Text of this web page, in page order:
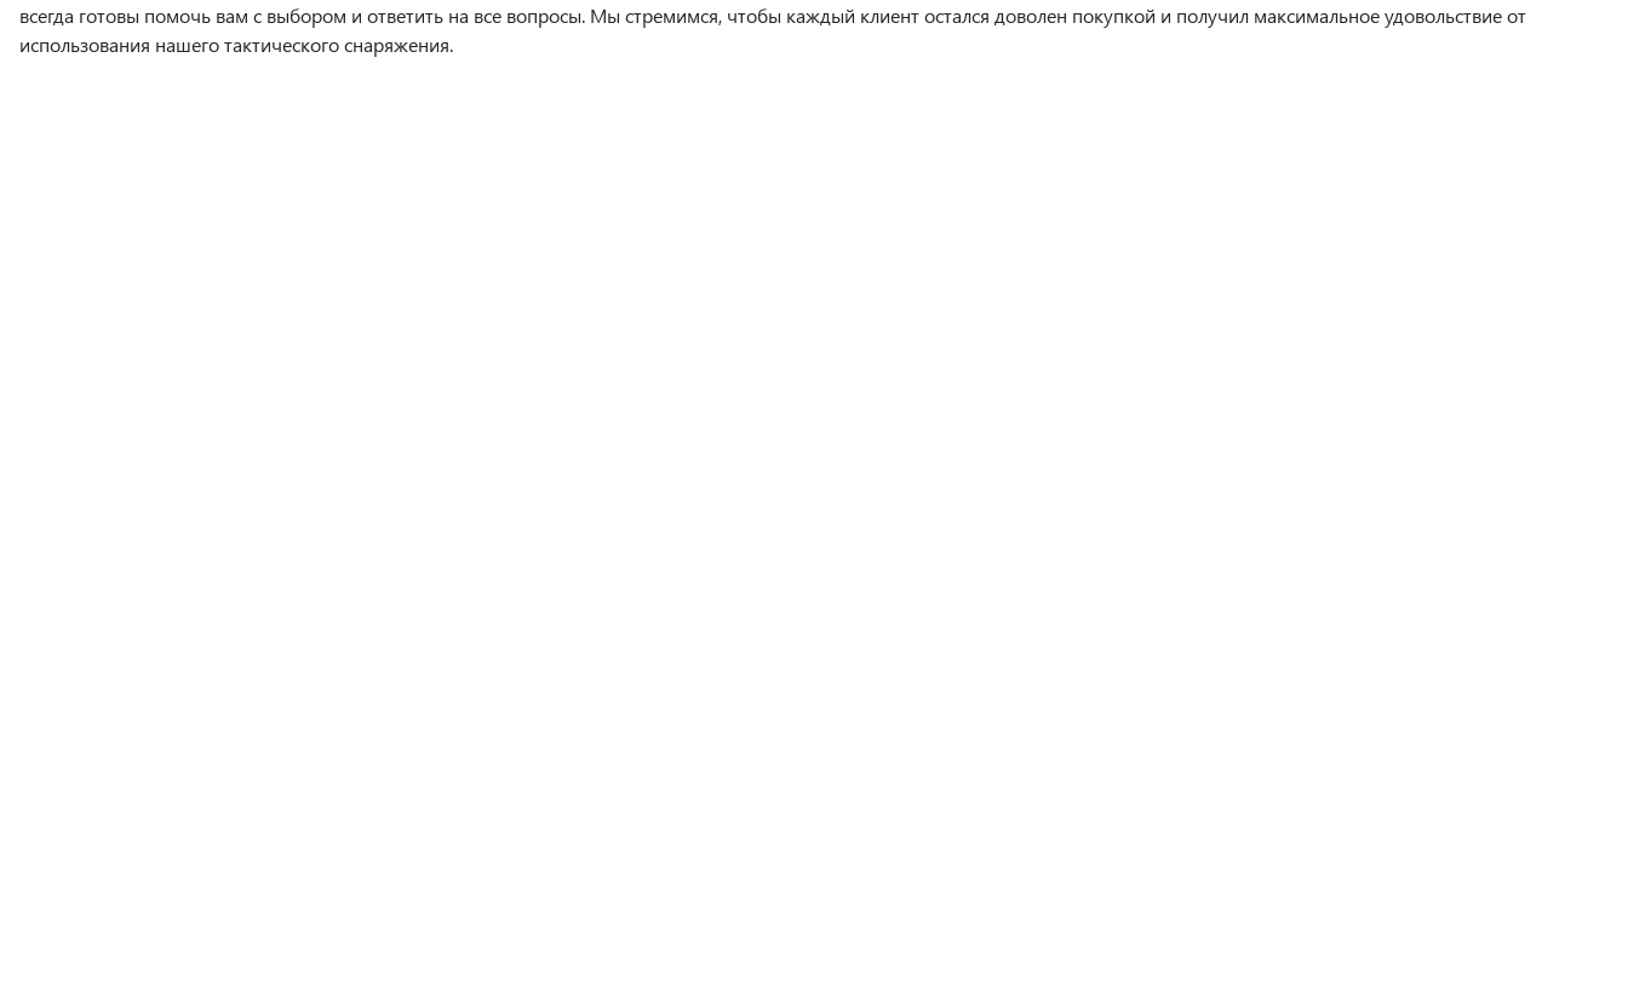
всегда готовы помочь вам с выбором и ответить на все вопросы. Мы стремимся, чтобы каждый клиент остался доволен покупкой и получил максимальное удовольствие от
использования нашего тактического снаряжения.